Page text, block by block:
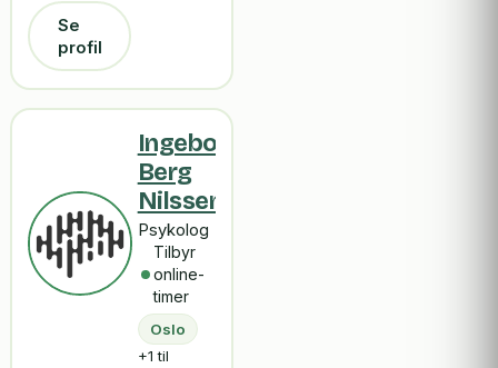
Se
profil
Ingeborg
Berg
Nilssen
Psykolog
Tilbyr
online-
timer
Oslo
+1 til